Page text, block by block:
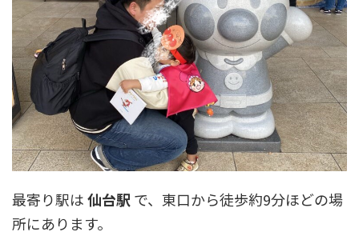
最寄り駅は仙台駅で、東口から徒歩約9分ほどの場
所にあります。